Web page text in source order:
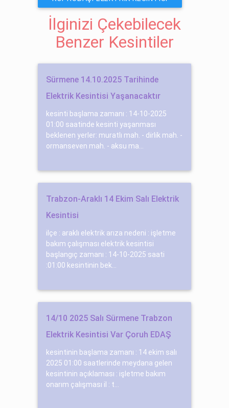
İlginizi Çekebilecek
Benzer Kesintiler
Sürmene 14.10.2025 Tarihinde
Elektrik Kesintisi Yaşanacaktır
kesinti başlama zamanı : 14-10-2025
01:00 saatinde kesinti yaşanması
beklenen yerler: muratlı mah. - di̇rli̇k mah. -
ormanseven mah. - aksu ma...
Trabzon-Araklı 14 Ekim Salı Elektrik
Kesintisi
ilçe : araklı elektrik arıza nedeni : işletme
bakım çalışması elektrik kesintisi
başlangıç zamanı : 14-10-2025 saati
:01:00 kesintinin bek...
14/10 2025 Salı Sürmene Trabzon
Elektrik Kesintisi Var Çoruh EDAŞ
kesintinin başlama zamanı : 14 ekim salı
2025 01:00 saatlerinde meydana gelen
kesintinin açıklaması : işletme bakım
onarım çalışması il : t...